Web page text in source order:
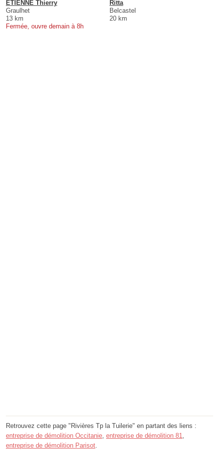
ETIENNE Thierry
Graulhet
13 km
Fermée, ouvre demain à 8h
Ritta
Belcastel
20 km
Retrouvez cette page "Rivières Tp la Tuilerie" en partant des liens :
entreprise de démolition Occitanie, entreprise de démolition 81,
entreprise de démolition Parisot.